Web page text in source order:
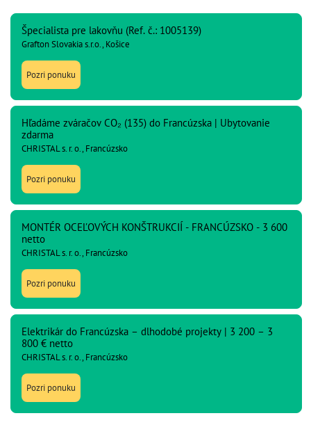
Špecialista pre lakovňu (Ref. č.: 1005139)
Grafton Slovakia s.r.o., Košice
Pozri ponuku
Hľadáme zváračov CO₂ (135) do Francúzska | Ubytovanie
zdarma
CHRISTAL s. r. o., Francúzsko
Pozri ponuku
MONTÉR OCEĽOVÝCH KONŠTRUKCIÍ - FRANCÚZSKO - 3 600
netto
CHRISTAL s. r. o., Francúzsko
Pozri ponuku
Elektrikár do Francúzska – dlhodobé projekty | 3 200 – 3
800 € netto
CHRISTAL s. r. o., Francúzsko
Pozri ponuku